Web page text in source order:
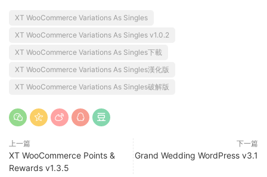
XT WooCommerce Variations As Singles
XT WooCommerce Variations As Singles v1.0.2
XT WooCommerce Variations As Singles下載
XT WooCommerce Variations As Singles漢化版
XT WooCommerce Variations As Singles破解版
上一篇
XT WooCommerce Points &
Rewards v1.3.5
下一篇
Grand Wedding WordPress v3.1